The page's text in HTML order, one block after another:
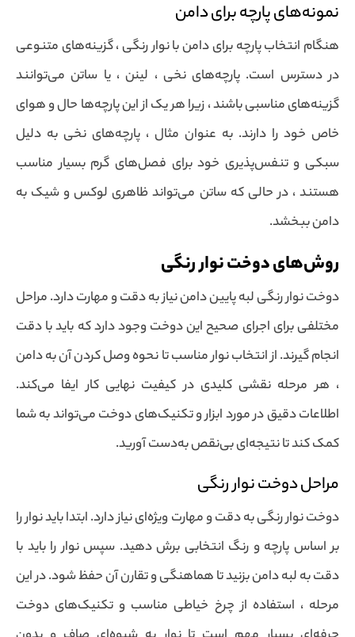
نمونه‌های پارچه برای دامن
هنگام انتخاب پارچه برای دامن با نوار رنگی ، گزینه‌های متنوعی
در دسترس است. پارچه‌های نخی ، لینن ، یا ساتن می‌توانند
گزینه‌های مناسبی باشند ، زیرا هر یک از این پارچه‌ها حال و هوای
خاص خود را دارند. به عنوان مثال ، پارچه‌های نخی به دلیل
سبکی و تنفس‌پذیری خود برای فصل‌های گرم بسیار مناسب
هستند ، در حالی که ساتن می‌تواند ظاهری لوکس و شیک به
دامن ببخشد.
روش‌های دوخت نوار رنگی
دوخت نوار رنگی لبه پایین دامن نیاز به دقت و مهارت دارد. مراحل
مختلفی برای اجرای صحیح این دوخت وجود دارد که باید با دقت
انجام گیرند. از انتخاب نوار مناسب تا نحوه وصل کردن آن به دامن
، هر مرحله نقشی کلیدی در کیفیت نهایی کار ایفا می‌کند.
اطلاعات دقیق در مورد ابزار و تکنیک‌های دوخت می‌تواند به شما
کمک کند تا نتیجه‌ای بی‌نقص به‌دست آورید.
مراحل دوخت نوار رنگی
دوخت نوار رنگی به دقت و مهارت ویژه‌ای نیاز دارد. ابتدا باید نوار را
بر اساس پارچه و رنگ انتخابی برش دهید. سپس نوار را باید با
دقت به لبه دامن بزنید تا هماهنگی و تقارن آن حفظ شود. در این
مرحله ، استفاده از چرخ خیاطی مناسب و تکنیک‌های دوخت